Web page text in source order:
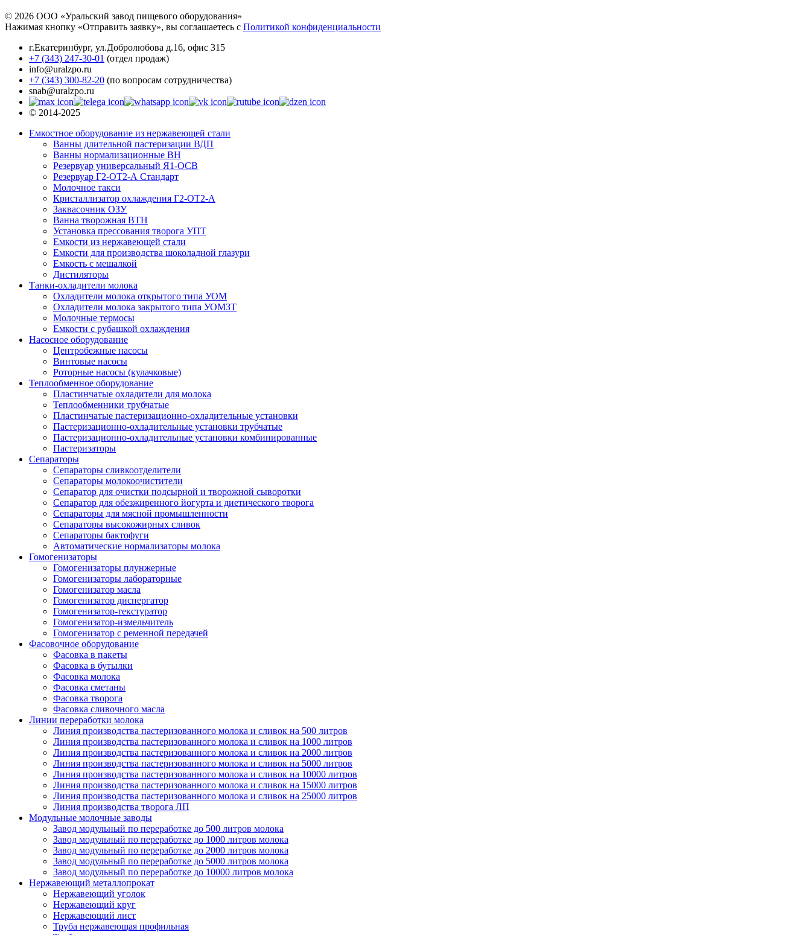
© 2026 ООО «Уральский завод пищевого оборудования»
Нажимая кнопку «Отправить заявку», вы соглашаетесь с Политикой конфиденциальности
г.Екатеринбург, ул.Добролюбова д.16, офис 315
+7 (343) 247-30-01 (отдел продаж)
info@uralzpo.ru
+7 (343) 300-82-20 (по вопросам сотрудничества)
snab@uralzpo.ru
© 2014-2025
Емкостное оборудование из нержавеющей стали
Ванны длительной пастеризации ВДП
Ванны нормализационные ВН
Резервуар универсальный Я1-ОСВ
Резервуар Г2-ОТ2-А Стандарт
Молочное такси
Кристаллизатор охлаждения Г2-ОТ2-А
Заквасочник ОЗУ
Ванна творожная ВТН
Установка прессования творога УПТ
Емкости из нержавеющей стали
Емкости для производства шоколадной глазури
Емкость с мешалкой
Дистиляторы
Танки-охладители молока
Охладители молока открытого типа УОМ
Охладители молока закрытого типа УОМЗТ
Молочные термосы
Емкости с рубашкой охлаждения
Насосное оборудование
Центробежные насосы
Винтовые насосы
Роторные насосы (кулачковые)
Теплообменное оборудование
Пластинчатые охладители для молока
Теплообменники трубчатые
Пластинчатые пастеризационно-охладительные установки
Пастеризационно-охладительные установки трубчатые
Пастеризационно-охладительные установки комбинированные
Пастеризаторы
Сепараторы
Сепараторы сливкоотделители
Сепараторы молокоочистители
Сепаратор для очистки подсырной и творожной сыворотки
Сепаратор для обезжиренного йогурта и диетического творога
Сепараторы для мясной промышленности
Сепараторы высокожирных сливок
Сепараторы бактофуги
Автоматические нормализаторы молока
Гомогенизаторы
Гомогенизаторы плунжерные
Гомогенизаторы лабораторные
Гомогенизатор масла
Гомогенизатор диспергатор
Гомогенизатор-текстуратор
Гомогенизатор-измельчитель
Гомогенизатор с ременной передачей
Фасовочное оборудование
Фасовка в пакеты
Фасовка в бутылки
Фасовка молока
Фасовка сметаны
Фасовка творога
Фасовка сливочного масла
Линии переработки молока
Линия производства пастеризованного молока и сливок на 500 литров
Линия производства пастеризованного молока и сливок на 1000 литров
Линия производства пастеризованного молока и сливок на 2000 литров
Линия производства пастеризованного молока и сливок на 5000 литров
Линия производства пастеризованного молока и сливок на 10000 литров
Линия производства пастеризованного молока и сливок на 15000 литров
Линия производства пастеризованного молока и сливок на 25000 литров
Линия производства творога ЛП
Модульные молочные заводы
Завод модульный по переработке до 500 литров молока
Завод модульный по переработке до 1000 литров молока
Завод модульный по переработке до 2000 литров молока
Завод модульный по переработке до 5000 литров молока
Завод модульный по переработке до 10000 литров молока
Нержавеющий металлопрокат
Нержавеющий уголок
Нержавеющий круг
Нержавеющий лист
Труба нержавеющая профильная